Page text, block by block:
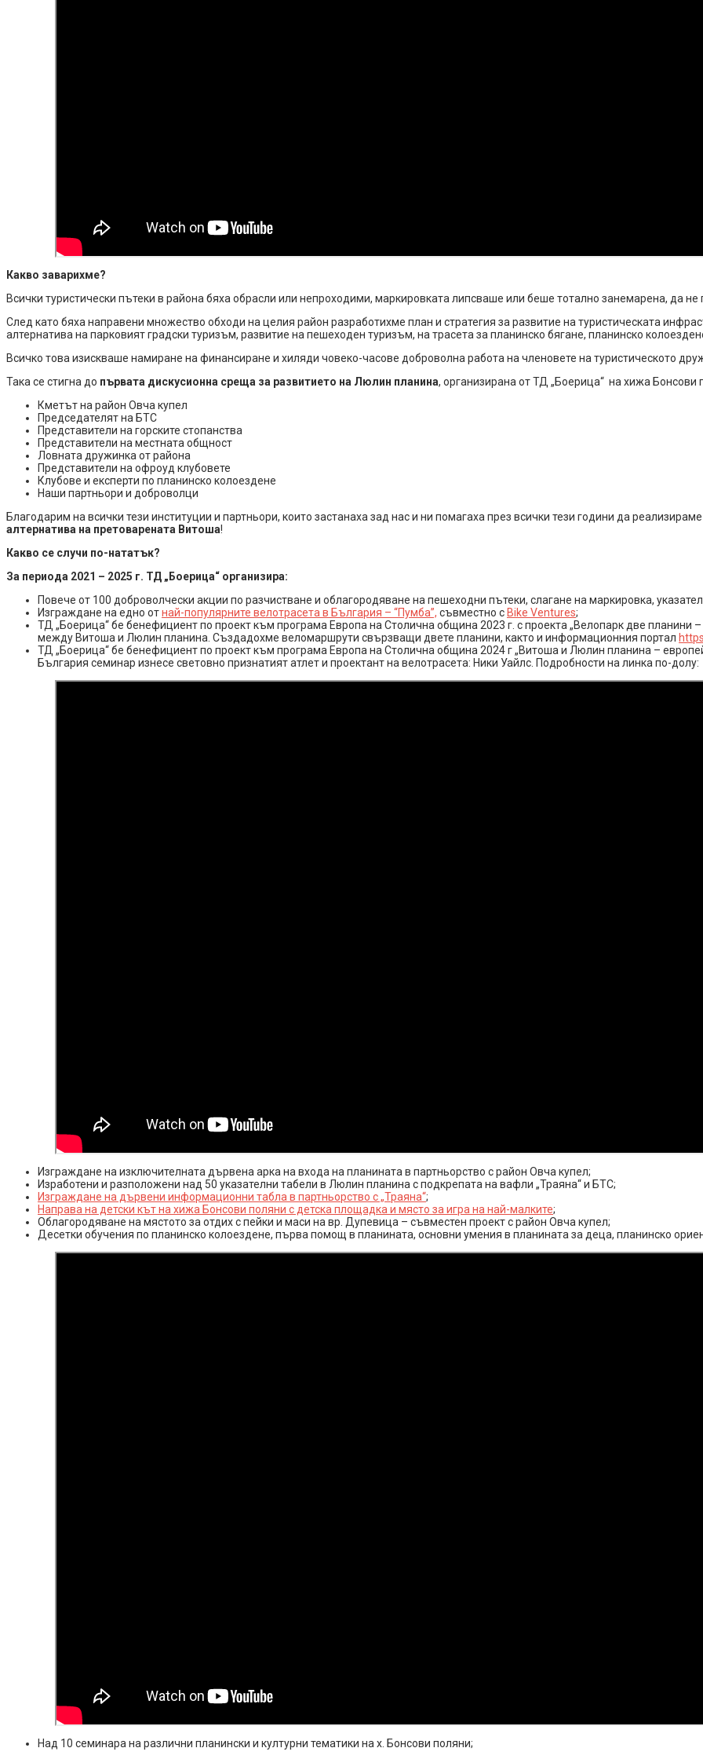
Какво заварихме?
Всички туристически пътеки в района бяха обрасли или непроходими, маркировката липсваше или беше тотално занемарена, да
След като бяха направени множество обходи на целия район разработихме план и стратегия за развитие на туристическата
алтернатива на парковият градски туризъм, развитие на пешеходен туризъм, на трасета за планинско бягане, планинско
Всичко това изискваше намиране на финансиране и хиляди човеко-часове доброволна работа на членовете на туристическото
Така се стигна до първата дискусионна среща за развитието на Люлин планина, организирана от ТД „Боерица“ на хижа Бонсови
Кметът на район Овча купел
Председателят на БТС
Представители на горските стопанства
Представители на местната общност
Ловната дружинка от района
Представители на офроуд клубовете
Клубове и експерти по планинско колоездене
Наши партньори и доброволци
Благодарим на всички тези институции и партньори, които застанаха зад нас и ни помагаха през всички тези години да
алтернатива на претоварената Витоша!
Какво се случи по-нататък?
За периода 2021 – 2025 г. ТД „Боерица“ организира:
Повече от 100 доброволчески акции по разчистване и облагородяване на пешеходни пътеки, слагане на маркировка,
Изграждане на едно отнай-популярните велотрасета в България – “Пумба”, съвместно с Bike Ventures;
ТД „Боерица“ бе бенефициент по проект към програма Европа на Столична община 2023 г. с проекта „Велопарк две планини
между Витоша и Люлин планина. Създадохме веломаршрути свързващи двете планини, както и информационния портал
ТД „Боерица“ бе бенефициент по проект към програма Европа на Столична община 2024 г „Витоша и Люлин планина –
България семинар изнесе световно признатият атлет и проектант на велотрасета: Ники Уайлс. Подробности на линка по-долу:
Изграждане на изключителната дървена арка на входа на планината в партньорство с район Овча купел;
Изработени и разположени над 50 указателни табели в Люлин планина с подкрепата на вафли „Траяна“ и БТС;
Изграждане на дървени информационни табла в партньорство с „Траяна“;
Направа на детски кът на хижа Бонсови поляни с детска площадка и място за игра на най-малките;
Облагородяване на мястото за отдих с пейки и маси на вр. Дупевица – съвместен проект с район Овча купел;
Десетки обучения по планинско колоездене, първа помощ в планината, основни умения в планината за деца, планинско
Над 10 семинара на различни планински и културни тематики на х. Бонсови поляни;